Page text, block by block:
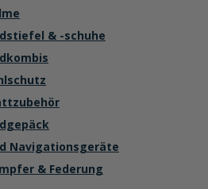
& -schuhe
Navigationsgeräte
& Federung